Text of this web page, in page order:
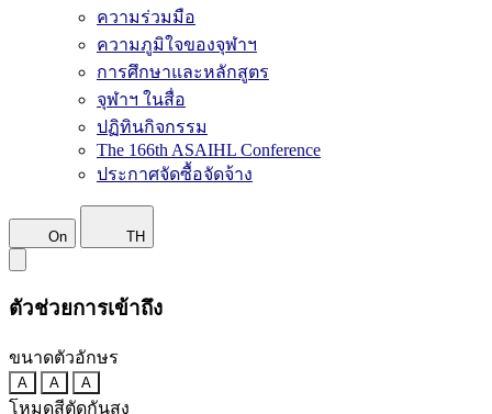
ความร่วมมือ
ความภูมิใจของจุฬาฯ
การศึกษาและหลักสูตร
จุฬาฯ ในสื่อ
ปฏิทินกิจกรรม
The 166th ASAIHL Conference
ประกาศจัดซื้อจัดจ้าง
On TH
ตัวช่วยการเข้าถึง
ขนาดตัวอักษร
A A A
โหมดสีตัดกันสูง